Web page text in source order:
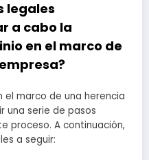
legales
a cabo la
en el marco de
el marco de una herencia
una serie de pasos
proceso. A continuación,
a seguir: